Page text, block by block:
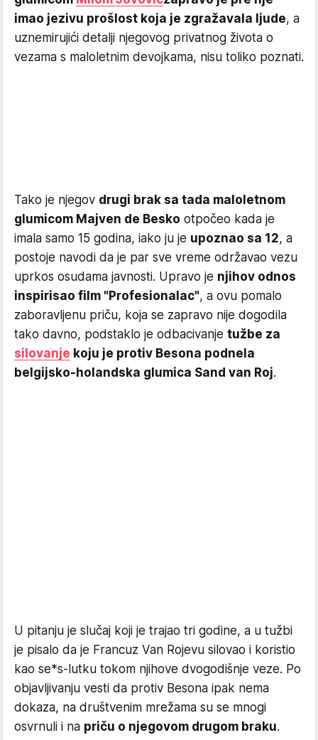
imao jezivu prošlost koja je zgražavala ljude, a
uznemirujići detalji njegovog privatnog života o
vezama s maloletnim devojkama, nisu toliko poznati.
Tako je njegov drugi brak sa tada maloletnom
glumicom Majven de Besko otpočeo kada je
imala samo 15 godina, iako ju je upoznao sa 12, a
postoje navodi da je par sve vreme održavao vezu
uprkos osudama javnosti. Upravo je njihov odnos
inspirisao film "Profesionalac", a ovu pomalo
zaboravljenu priču, koja se zapravo nije dogodila
tako davno, podstaklo je odbacivanje tužbe za
silovanje koju je protiv Besona podnela
belgijsko-holandska glumica Sand van Roj.
U pitanju je slučaj koji je trajao tri godine, a u tužbi
je pisalo da je Francuz Van Rojevu silovao i koristio
kao se*s-lutku tokom njihove dvogodišnje veze. Po
objavljivanju vesti da protiv Besona ipak nema
dokaza, na društvenim mrežama su se mnogi
osvrnuli i na priču o njegovom drugom braku.